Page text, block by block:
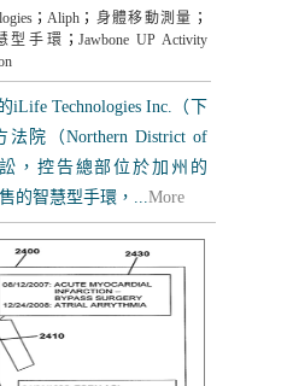
；Aliph ； 身體移動測量 ；
型手環 ；Jawbone UP Activity
iLife Technologies Inc.（下
院（Northern District of
訟，控告總部位於加州的
的智慧型手環，...More